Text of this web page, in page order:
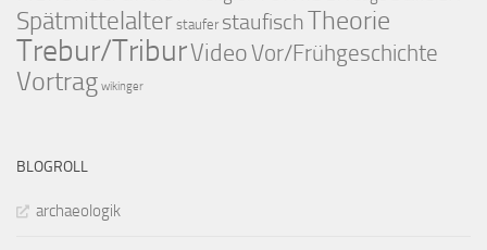
Spätmittelalter staufer staufischTheorie
Trebur/TriburVideoVor/Frühgeschichte
Vortrag wikinger
BLOGROLL
archaeologik